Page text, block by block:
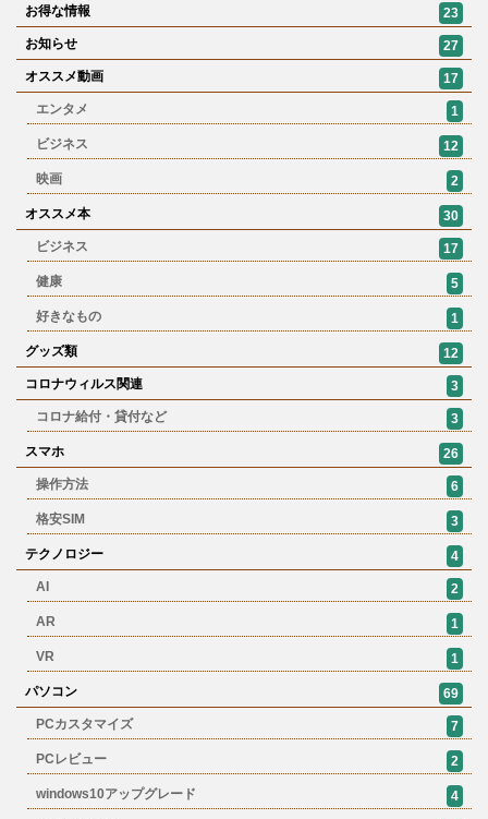
お得な情報
23
お知らせ
27
オススメ動画
17
エンタメ
1
ビジネス 12
映画 2
オススメ本
30
ビジネス
17
健康 5
好きなもの 1
グッズ類
12
コロナウィルス関連
3
コロナ給付・貸付など
3
スマホ
26
操作方法
6
格安SIM 3
テクノロジー
4
AI
2
AR 1
VR 1
パソコン
69
PCカスタマイズ
7
PCレビュー 2
windows10アップグレード 4